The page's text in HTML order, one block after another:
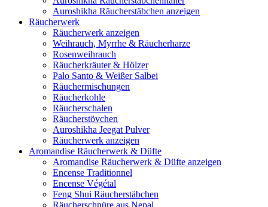
Auroshikha Räucherstäbchen anzeigen
Räucherwerk
Räucherwerk anzeigen
Weihrauch, Myrrhe & Räucherharze
Rosenweihrauch
Räucherkräuter & Hölzer
Palo Santo & Weißer Salbei
Räuchermischungen
Räucherkohle
Räucherschalen
Räucherstövchen
Auroshikha Jeegat Pulver
Räucherwerk anzeigen
Aromandise Räucherwerk & Düfte
Aromandise Räucherwerk & Düfte anzeigen
Encense Traditionnel
Encense Végétal
Feng Shui Räucherstäbchen
Räucherschnüre aus Nepal